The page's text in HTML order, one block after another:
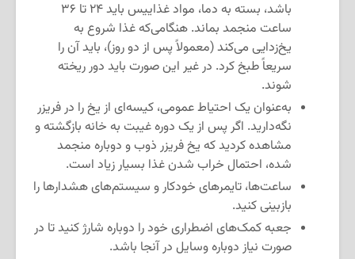
باشد، بسته به دما، مواد غذاییس باید ۲۴ تا ۳۶
ساعت منجمد بماند. هنگامی‌که غذا شروع به
یخ‌زدایی می‌کند (معمولاً پس از دو روز)، باید آن را
سریعاً طبخ کرد. در غیر این صورت باید دور ریخته
شوند.
به‌عنوان یک احتیاط عمومی، کیسه‌ای از یخ را در فریزر
نگه‌دارید. اگر پس از یک دوره غیبت به خانه بازگشته و
مشاهده کردید که یخ فریزر ذوب و دوباره منجمد
شده، احتمال خراب شدن غذا بسیار زیاد است.
ساعت‌ها، تایمرهای خودکار و سیستم‌های هشدارها را
بازبینی کنید.
جعبه کمک‌های اضطراری خود را دوباره شارژ کنید تا در
صورت نیاز دوباره وسایل در آنجا باشد.